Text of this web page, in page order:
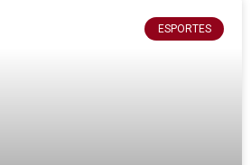
ESPORTES